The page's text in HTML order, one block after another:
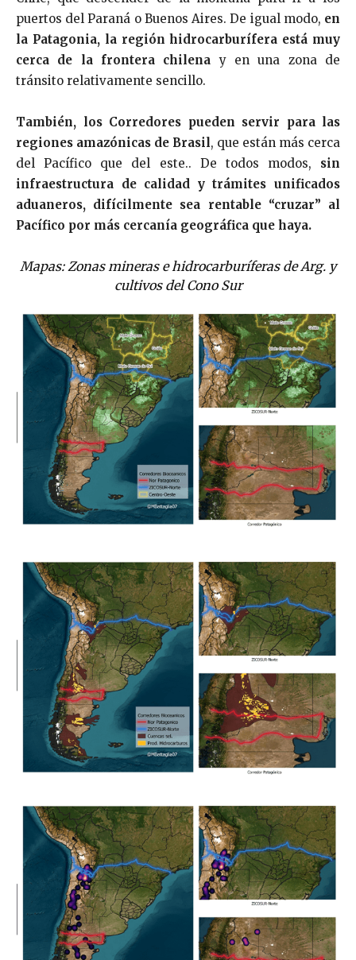
puertos del Paraná o Buenos Aires. De igual modo, en
la Patagonia, la región hidrocarburífera está muy
cerca de la frontera chilena y en una zona de
tránsito relativamente sencillo.
También, los Corredores pueden servir para las
regiones amazónicas de Brasil, que están más cerca
del Pacífico que del este.. De todos modos, sin
infraestructura de calidad y trámites unificados
aduaneros, difícilmente sea rentable “cruzar” al
Pacífico por más cercanía geográfica que haya.
Mapas: Zonas mineras e hidrocarburíferas de Arg. y
cultivos del Cono Sur